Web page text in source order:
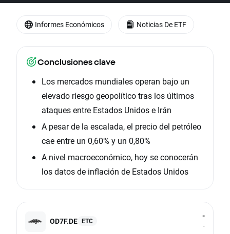
Conclusiones clave
Los mercados mundiales operan bajo un
elevado riesgo geopolítico tras los últimos
ataques entre Estados Unidos e Irán
A pesar de la escalada, el precio del petróleo
cae entre un 0,60% y un 0,80%
A nivel macroeconómico, hoy se conocerán
los datos de inflación de Estados Unidos
OD7F.DE ETC
-
-
Informes Económicos Noticias De ETF